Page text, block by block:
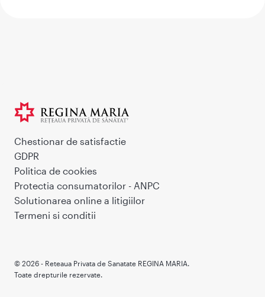
Chestionar de satisfactie
GDPR
Politica de cookies
Protectia consumatorilor - ANPC
Solutionarea online a litigiilor
Termeni si conditii
© 2026 - Reteaua Privata de Sanatate REGINA MARIA.
Toate drepturile rezervate.